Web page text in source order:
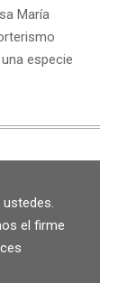
María
especie
el firme